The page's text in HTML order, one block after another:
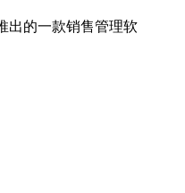
出的一款销售管理软